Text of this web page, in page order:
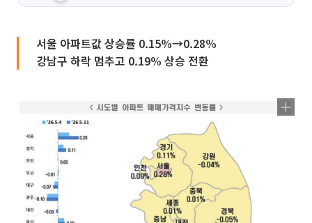
서울 아파트값 상승률 0.15%→0.28%
강남구 하락 멈추고 0.19% 상승 전환